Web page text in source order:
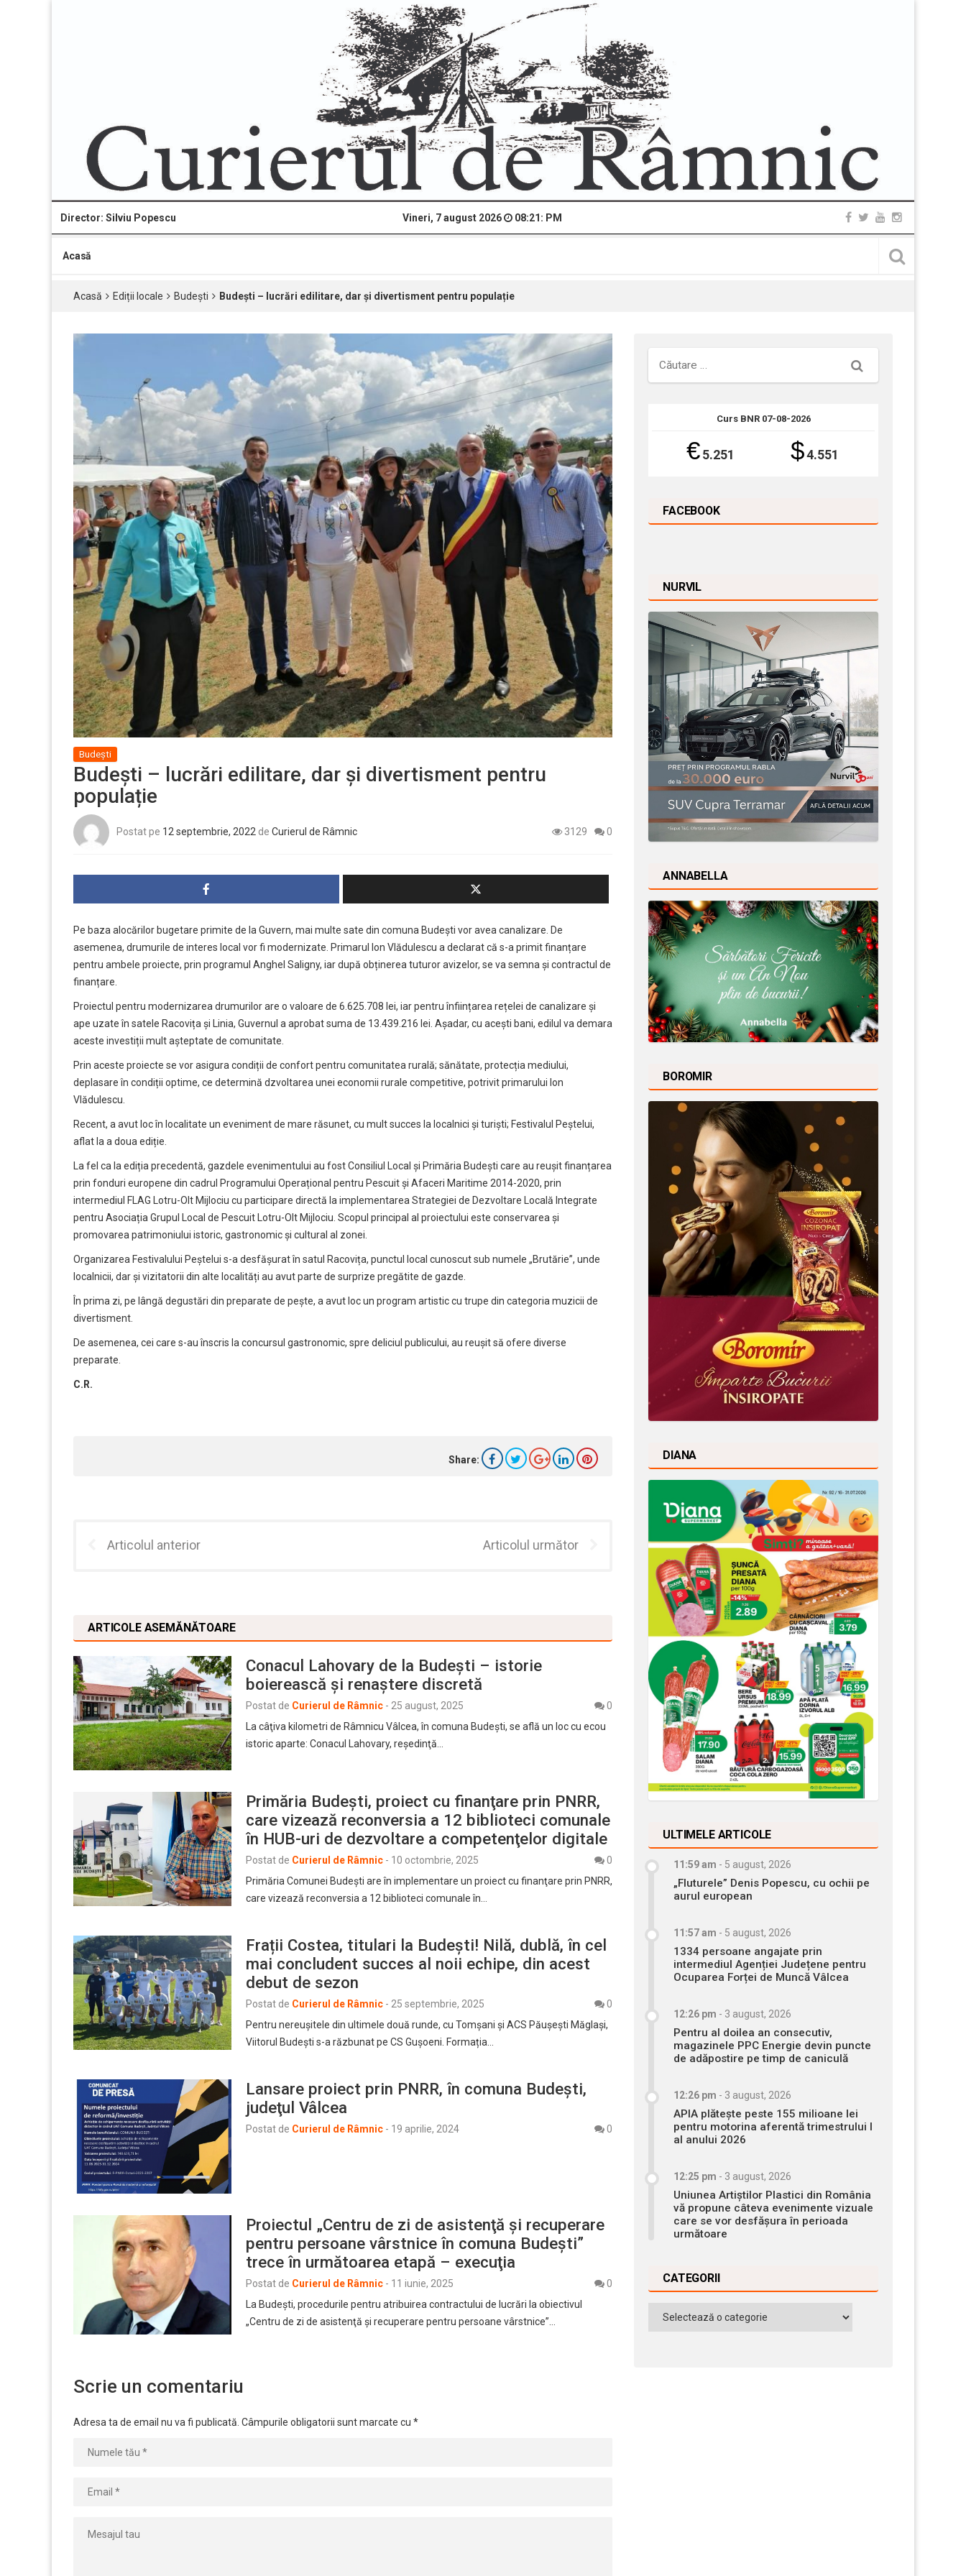
Director: Silviu Popescu Vineri, 7 august 2026 08:21: PM
Acasă
Acasă Ediții locale Budești Budești – lucrări edilitare, dar și divertisment pentru populație
Budești
Budești – lucrări edilitare, dar și divertisment pentru
populație
Postat pe 12 septembrie, 2022 de Curierul de Râmnic 3129 0
Pe baza alocărilor bugetare primite de la Guvern, mai multe sate din comuna Budești vor avea canalizare. De
asemenea, drumurile de interes local vor fi modernizate. Primarul Ion Vlădulescu a declarat că s-a primit finanțare
pentru ambele proiecte, prin programul Anghel Saligny, iar după obținerea tuturor avizelor, se va semna și contractul de
finanțare.
Proiectul pentru modernizarea drumurilor are o valoare de 6.625.708 lei, iar pentru înființarea rețelei de canalizare și
ape uzate în satele Racovița și Linia, Guvernul a aprobat suma de 13.439.216 lei. Așadar, cu acești bani, edilul va demara
aceste investiții mult așteptate de comunitate.
Prin aceste proiecte se vor asigura condiții de confort pentru comunitatea rurală; sănătate, protecția mediului,
deplasare în condiții optime, ce determină dzvoltarea unei economii rurale competitive, potrivit primarului Ion
Vlădulescu.
Recent, a avut loc în localitate un eveniment de mare răsunet, cu mult succes la localnici și turiști; Festivalul Peștelui,
aflat la a doua ediție.
La fel ca la ediția precedentă, gazdele evenimentului au fost Consiliul Local și Primăria Budești care au reușit finanțarea
prin fonduri europene din cadrul Programului Operațional pentru Pescuit și Afaceri Maritime 2014-2020, prin
intermediul FLAG Lotru-Olt Mijlociu cu participare directă la implementarea Strategiei de Dezvoltare Locală Integrate
pentru Asociația Grupul Local de Pescuit Lotru-Olt Mijlociu. Scopul principal al proiectului este conservarea și
promovarea patrimoniului istoric, gastronomic și cultural al zonei.
Organizarea Festivalului Peștelui s-a desfășurat în satul Racovița, punctul local cunoscut sub numele „Brutărie”, unde
localnicii, dar și vizitatorii din alte localități au avut parte de surprize pregătite de gazde.
În prima zi, pe lângă degustări din preparate de pește, a avut loc un program artistic cu trupe din categoria muzicii de
divertisment.
De asemenea, cei care s-au înscris la concursul gastronomic, spre deliciul publicului, au reușit să ofere diverse
preparate.
C.R.
Share:
Articolul anterior Articolul următor
ARTICOLE ASEMĂNĂTOARE
Conacul Lahovary de la Budeşti – istorie
boierească şi renaştere discretă
Postat de Curierul de Râmnic - 25 august, 2025
0
La câţiva kilometri de Râmnicu Vâlcea, în comuna Budeşti, se află un loc cu ecou
istoric aparte: Conacul Lahovary, reşedinţă…
Primăria Budeşti, proiect cu finanţare prin PNRR,
care vizează reconversia a 12 biblioteci comunale
în HUB-uri de dezvoltare a competenţelor digitale
Postat de Curierul de Râmnic - 10 octombrie, 2025
0
Primăria Comunei Budeşti are în implementare un proiect cu finanţare prin PNRR,
care vizează reconversia a 12 biblioteci comunale în…
Frații Costea, titulari la Budești! Nilă, dublă, în cel
mai concludent succes al noii echipe, din acest
debut de sezon
Postat de Curierul de Râmnic - 25 septembrie, 2025
0
Pentru nereușitele din ultimele două runde, cu Tomșani și ACS Păușești Măglași,
Viitorul Budești s-a răzbunat pe CS Gușoeni. Formația…
Lansare proiect prin PNRR, în comuna Budeşti,
judeţul Vâlcea
Postat de Curierul de Râmnic - 19 aprilie, 2024 0
Proiectul „Centru de zi de asistenţă şi recuperare
pentru persoane vârstnice în comuna Budeşti”
trece în următoarea etapă – execuţia
Postat de Curierul de Râmnic - 11 iunie, 2025
0
La Budeşti, procedurile pentru atribuirea contractului de lucrări la obiectivul
„Centru de zi de asistenţă şi recuperare pentru persoane vârstnice”…
Scrie un comentariu
Adresa ta de email nu va fi publicată. Câmpurile obligatorii sunt marcate cu *
Căutare
Curs BNR 07-08-2026
€ 5.251 $4.551
FACEBOOK
NURVIL
ANNABELLA
BOROMIR
DIANA
ULTIMELE ARTICOLE
11:59 am - 5 august, 2026
„Fluturele” Denis Popescu, cu ochii pe
aurul european
11:57 am - 5 august, 2026
1334 persoane angajate prin
intermediul Agenției Județene pentru
Ocuparea Forței de Muncă Vâlcea
12:26 pm - 3 august, 2026
Pentru al doilea an consecutiv,
magazinele PPC Energie devin puncte
de adăpostire pe timp de caniculă
12:26 pm - 3 august, 2026
APIA plătește peste 155 milioane lei
pentru motorina aferentă trimestrului I
al anului 2026
12:25 pm - 3 august, 2026
Uniunea Artiștilor Plastici din România
vă propune câteva evenimente vizuale
care se vor desfășura în perioada
următoare
CATEGORII
Categorii